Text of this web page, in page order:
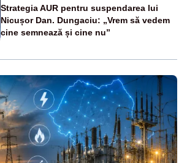
Strategia AUR pentru suspendarea lui
Nicușor Dan. Dungaciu: „Vrem să vedem
cine semnează și cine nu”